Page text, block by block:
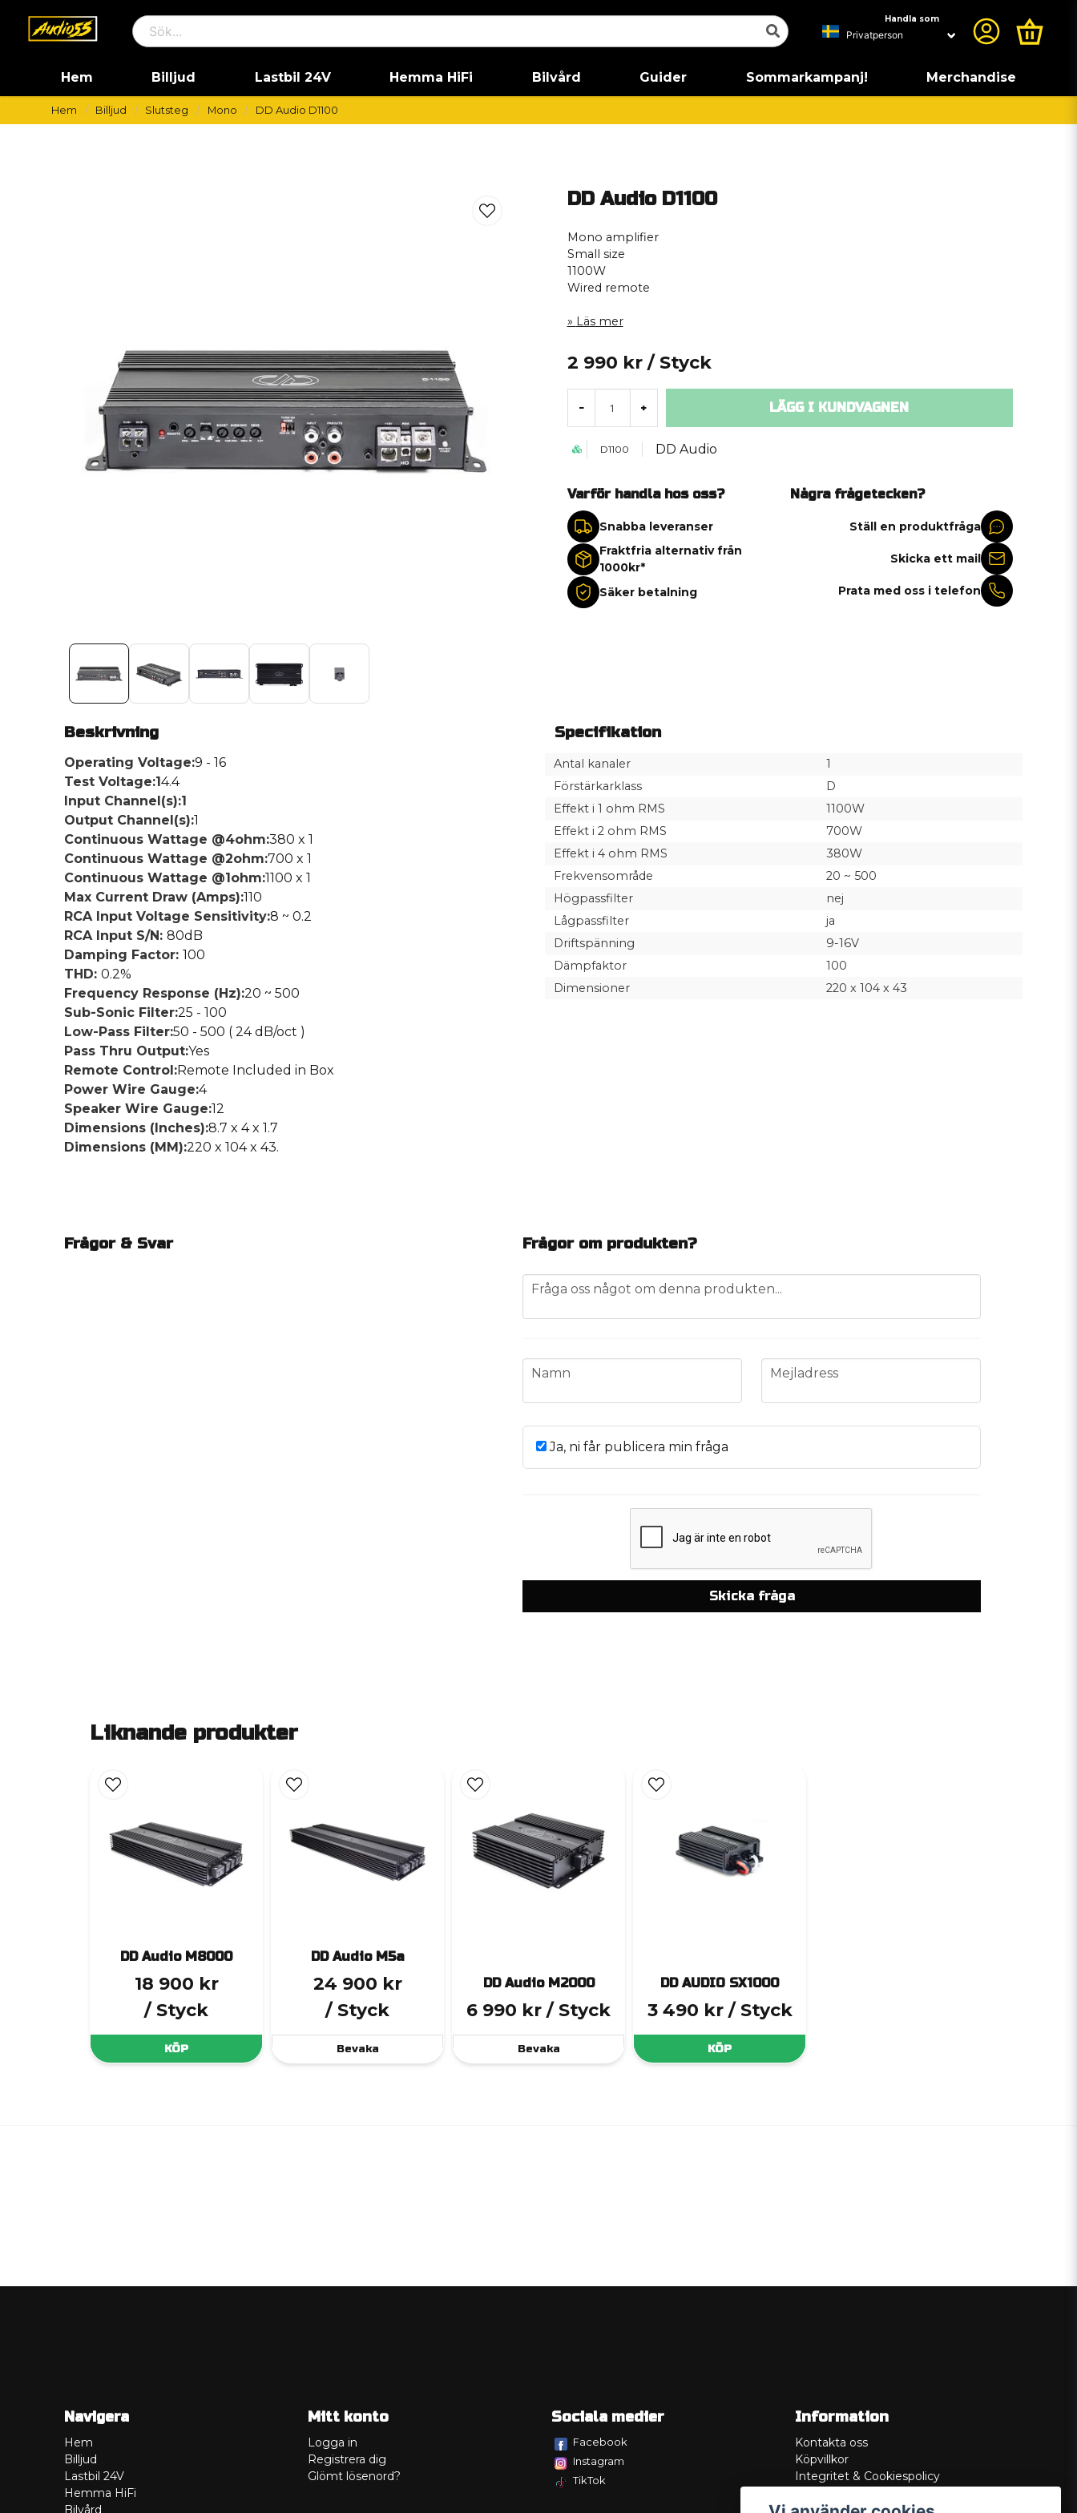
Handla som
Hem Billjud Lastbil 24V Hemma HiFi Bilvård Guider Sommarkampanj! Merchandise
Hem Billjud Slutsteg Mono DD Audio D1100
DD Audio D1100
Mono amplifier
Small size
1100W
Wired remote
Läs mer
2 990 kr / Styck
- + LÄGG I KUNDVAGNEN
D1100 DD Audio
Varför handla hos oss?
Snabba leveranser
Fraktfria alternativ från
1000kr*
Säker betalning
Några frågetecken?
Ställ en produktfråga
Skicka ett mail
Prata med oss i telefon
Beskrivning
Operating Voltage:9 - 16
Test Voltage:1 4.4
Input Channel(s):1
Output Channel(s):1
Continuous Wattage @4ohm:380 x 1
Continuous Wattage @2ohm:700 x 1
Continuous Wattage @1ohm:1100 x 1
Max Current Draw (Amps):110
RCA Input Voltage Sensitivity:8 ~ 0.2
RCA Input S/N: 80dB
Damping Factor: 100
THD: 0.2%
Frequency Response (Hz):20 ~ 500
Sub-Sonic Filter:25 - 100
Low-Pass Filter:50 - 500 ( 24 dB/oct )
Pass Thru Output:Yes
Remote Control:Remote Included in Box
Power Wire Gauge:4
Speaker Wire Gauge:12
Dimensions (Inches):8.7 x 4 x 1.7
Dimensions (MM):220 x 104 x 43.
Specifikation
Antal kanaler
1
Förstärkarklass
D
Effekt i 1 ohm RMS
1100W
Effekt i 2 ohm RMS
700W
Effekt i 4 ohm RMS
380W
Frekvensområde
20 ~ 500
Högpassfilter
nej
Lågpassfilter
ja
Driftspänning
9-16V
Dämpfaktor
100
Dimensioner
220 x 104 x 43
Frågor & Svar Frågor om produkten?
question
Fråga oss något om denna produkten...
name
Namn email
Mejladress
Ja, ni får publicera min fråga
Skicka fråga
Liknande produkter
DD Audio M8000
18 900 kr
/ Styck
KÖP
DD Audio M5a
24 900 kr
/ Styck
Bevaka
DD Audio M2000
6 990 kr / Styck
Bevaka
DD AUDIO SX1000
3 490 kr / Styck
KÖP
Navigera
Hem
Billjud
Lastbil 24V
Hemma HiFi
Bilvård
Mitt konto
Logga in
Registrera dig
Glömt lösenord?
Sociala medier
Facebook
Instagram
TikTok
Information
Kontakta oss
Köpvillkor
Integritet & Cookiespolicy
Service/Garanti